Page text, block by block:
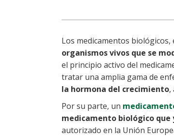
Los medicamentos
organismos vivos que se
el principio activo del
tratar una amplia gama de
la hormona del crecimiento,
Por su parte, un
medicamento biológico que
autorizado en la Unión